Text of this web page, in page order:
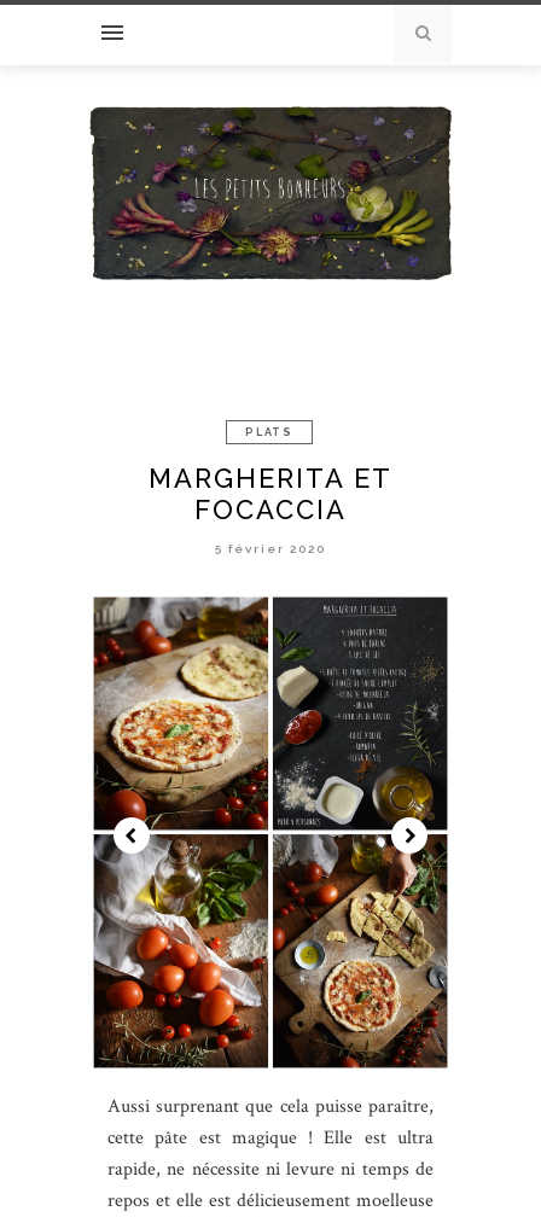
PLATS
MARGHERITA ET
FOCACCIA
5 février 2020
Aussi surprenant que cela puisse paraître,
cette pâte est magique ! Elle est ultra
rapide, ne nécessite ni levure ni temps de
repos et elle est délicieusement moelleuse